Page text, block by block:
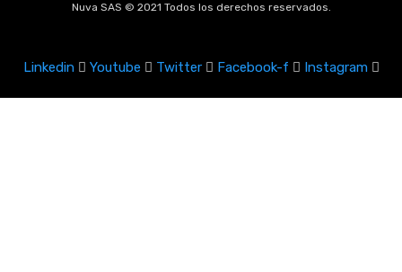
Nuva SAS © 2021 Todos los derechos reservados.
Linkedin Youtube Twitter Facebook-f Instagram